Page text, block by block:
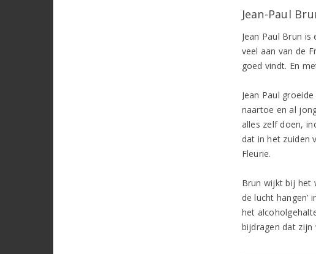
Jean-Paul
Jean Paul Brun
veel aan van de
goed vindt. En
Jean Paul
naartoe en al
alles zelf doen,
dat in het zuiden
Fleurie.
Brun wijkt bij het
de lucht
het
bijdragen dat zijn